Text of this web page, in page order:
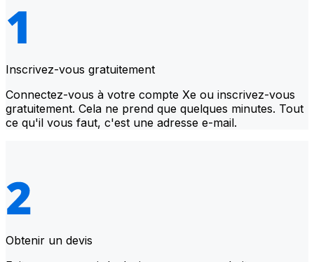
Inscrivez-vous gratuitement
Connectez-vous à votre compte Xe ou inscrivez-vous
gratuitement. Cela ne prend que quelques minutes. Tout
ce qu'il vous faut, c'est une adresse e-mail.
Obtenir un devis